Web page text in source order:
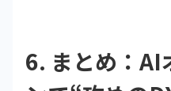
6. まとめ：AI